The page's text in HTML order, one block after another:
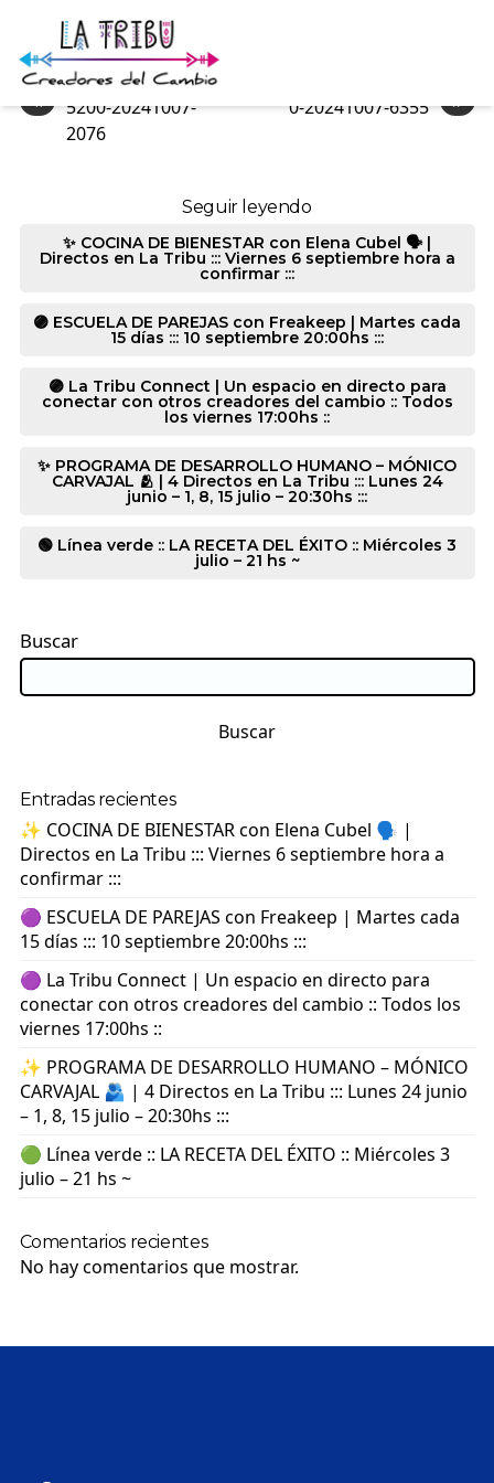
«
5200-20241007-
2076
»
0-20241007-6355
Seguir leyendo
✨ COCINA DE BIENESTAR con Elena Cubel 🗣️ |
Directos en La Tribu ::: Viernes 6 septiembre hora a
confirmar :::
🟣 ESCUELA DE PAREJAS con Freakeep | Martes cada
15 días ::: 10 septiembre 20:00hs :::
🟣 La Tribu Connect | Un espacio en directo para
conectar con otros creadores del cambio :: Todos
los viernes 17:00hs ::
✨ PROGRAMA DE DESARROLLO HUMANO – MÓNICO
CARVAJAL 🫂 | 4 Directos en La Tribu ::: Lunes 24
junio – 1, 8, 15 julio – 20:30hs :::
🟢 Línea verde :: LA RECETA DEL ÉXITO :: Miércoles 3
julio – 21 hs ~
Buscar
Buscar
Entradas recientes
✨ COCINA DE BIENESTAR con Elena Cubel 🗣️ |
Directos en La Tribu ::: Viernes 6 septiembre hora a
confirmar :::
🟣 ESCUELA DE PAREJAS con Freakeep | Martes cada
15 días ::: 10 septiembre 20:00hs :::
🟣 La Tribu Connect | Un espacio en directo para
conectar con otros creadores del cambio :: Todos los
viernes 17:00hs ::
✨ PROGRAMA DE DESARROLLO HUMANO – MÓNICO
CARVAJAL 🫂 | 4 Directos en La Tribu ::: Lunes 24 junio
– 1, 8, 15 julio – 20:30hs :::
🟢 Línea verde :: LA RECETA DEL ÉXITO :: Miércoles 3
julio – 21 hs ~
Comentarios recientes
No hay comentarios que mostrar.